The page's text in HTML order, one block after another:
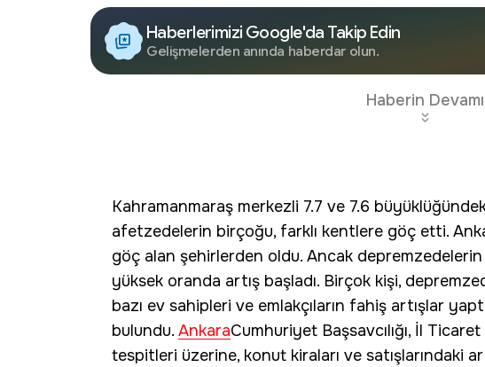
Haberlerimizi Google'da Takip Edin
Gelişmelerden anında haberdar olun.
Haberin Devamı
Kahramanmaraş merkezli 7.7 ve 7.6
afetzedelerin birçoğu, farklı kentlere göç etti.
göç alan şehirlerden oldu. Ancak
yüksek oranda artış başladı. Birçok kişi,
bazı ev sahipleri ve emlakçıların fahiş artışlar
bulundu. AnkaraCumhuriyet Başsavcılığı, İl
tespitleri üzerine, konut kiraları ve satışlarındaki